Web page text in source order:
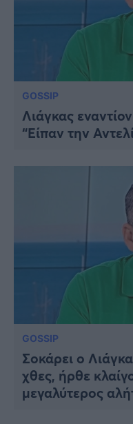
GOSSIP
Λιάγκας
“Είπαν την
GOSSIP
Σοκάρει ο
χθες, ήρθε
μεγαλύτερος